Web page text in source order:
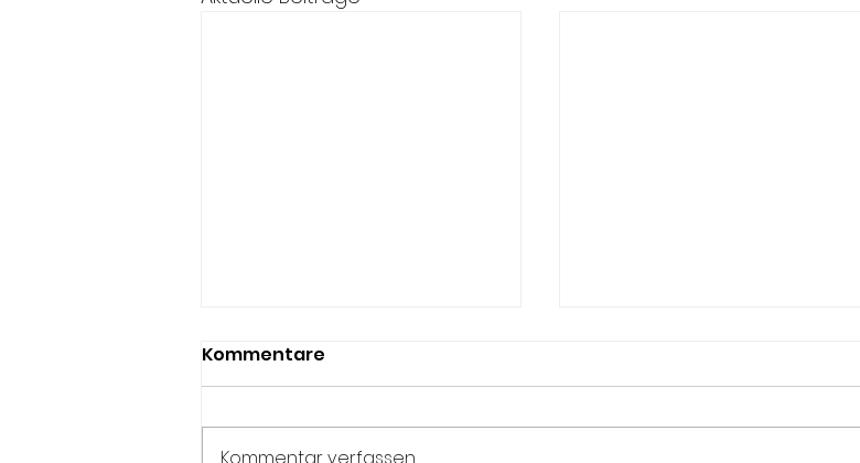
Kommentare
Kommentar verfassen...